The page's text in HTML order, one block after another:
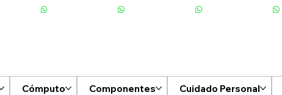
Cómputo Componentes Cuidado Personal